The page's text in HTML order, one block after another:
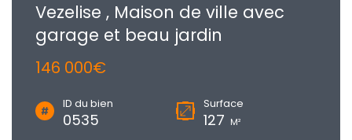
Vezelise , Maison de ville avec
garage et beau jardin
146 000€
ID du bien
0535
Surface
127 M²